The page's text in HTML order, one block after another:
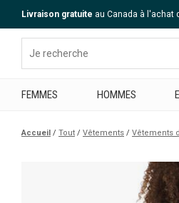
Livraison gratuite au Canada à l'achat
Aide
FEMMES HOMMES
Accueil Tout Vêtements Vêtements